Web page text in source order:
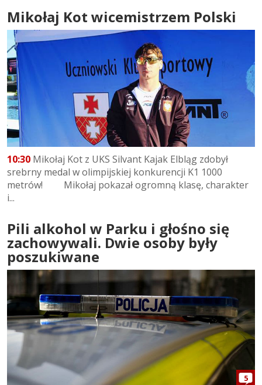
Mikołaj Kot wicemistrzem Polski
10:30 Mikołaj Kot z UKS Silvant Kajak Elbląg zdobył
srebrny medal w olimpijskiej konkurencji K1 1000
metrów! Mikołaj pokazał ogromną klasę, charakter
i...
Pili alkohol w Parku i głośno się
zachowywali. Dwie osoby były
poszukiwane
5